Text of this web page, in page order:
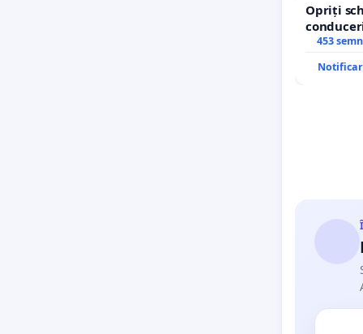
Opriți
453